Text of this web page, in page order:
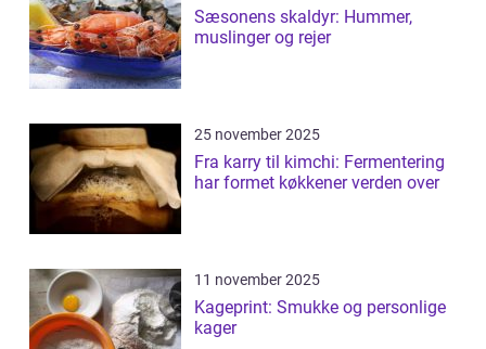
Sæsonens skaldyr: Hummer,
muslinger og rejer
25 november 2025
Fra karry til kimchi: Fermentering
har formet køkkener verden over
11 november 2025
Kageprint: Smukke og personlige
kager